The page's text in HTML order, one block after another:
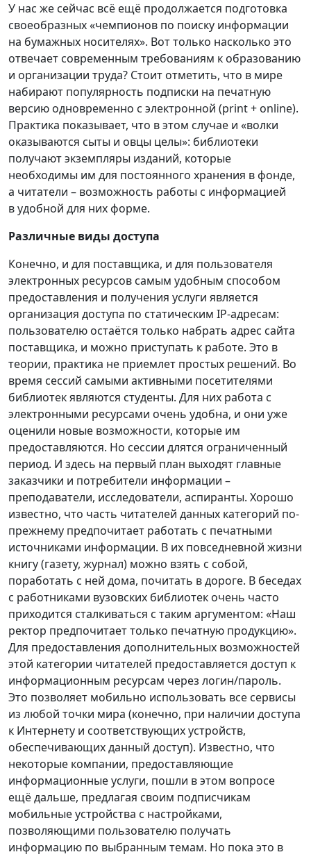
У нас же сейчас всё ещё продолжается подготовка
своеобразных «чемпионов по поиску информации
на бумажных носителях». Вот только насколько это
отвечает современным требованиям к образованию
и организации труда? Стоит отметить, что в мире
набирают популярность подписки на печатную
версию одновременно с электронной (print + online).
Практика показывает, что в этом случае и «волки
оказываются сыты и овцы целы»: библиотеки
получают экземпляры изданий, которые
необходимы им для постоянного хранения в фонде,
а читатели – возможность работы с информацией
в удобной для них форме.
Различные виды доступа
Конечно, и для поставщика, и для пользователя
электронных ресурсов самым удобным способом
предоставления и получения услуги является
организация доступа по статическим IP-адресам:
пользователю остаётся только набрать адрес сайта
поставщика, и можно приступать к работе. Это в
теории, практика не приемлет простых решений. Во
время сессий самыми активными посетителями
библиотек являются студенты. Для них работа с
электронными ресурсами очень удобна, и они уже
оценили новые возможности, которые им
предоставляются. Но сессии длятся ограниченный
период. И здесь на первый план выходят главные
заказчики и потребители информации –
преподаватели, исследователи, аспиранты. Хорошо
известно, что часть читателей данных категорий по-
прежнему предпочитает работать с печатными
источниками информации. В их повседневной жизни
книгу (газету, журнал) можно взять с собой,
поработать с ней дома, почитать в дороге. В беседах
с работниками вузовских библиотек очень часто
приходится сталкиваться с таким аргументом: «Наш
ректор предпочитает только печатную продукцию».
Для предоставления дополнительных возможностей
этой категории читателей предоставляется доступ к
информационным ресурсам через логин/пароль.
Это позволяет мобильно использовать все сервисы
из любой точки мира (конечно, при наличии доступа
к Интернету и соответствующих устройств,
обеспечивающих данный доступ). Известно, что
некоторые компании, предоставляющие
информационные услуги, пошли в этом вопросе
ещё дальше, предлагая своим подписчикам
мобильные устройства с настройками,
позволяющими пользователю получать
информацию по выбранным темам. Но пока это в